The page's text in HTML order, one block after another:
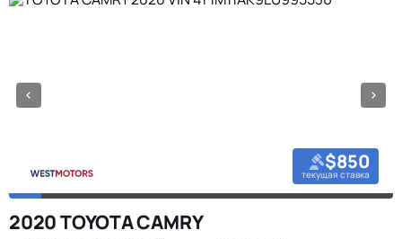
$850
текущая ставка
2020 TOYOTA CAMRY